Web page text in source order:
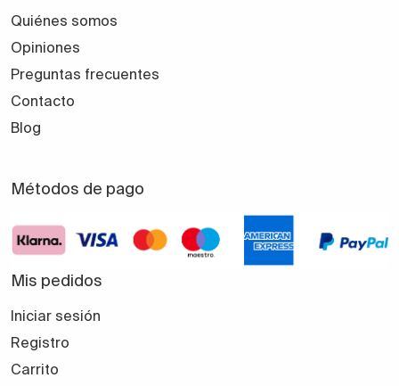
Quiénes somos
Opiniones
Preguntas frecuentes
Contacto
Blog
Métodos de pago
Mis pedidos
Iniciar sesión
Registro
Carrito